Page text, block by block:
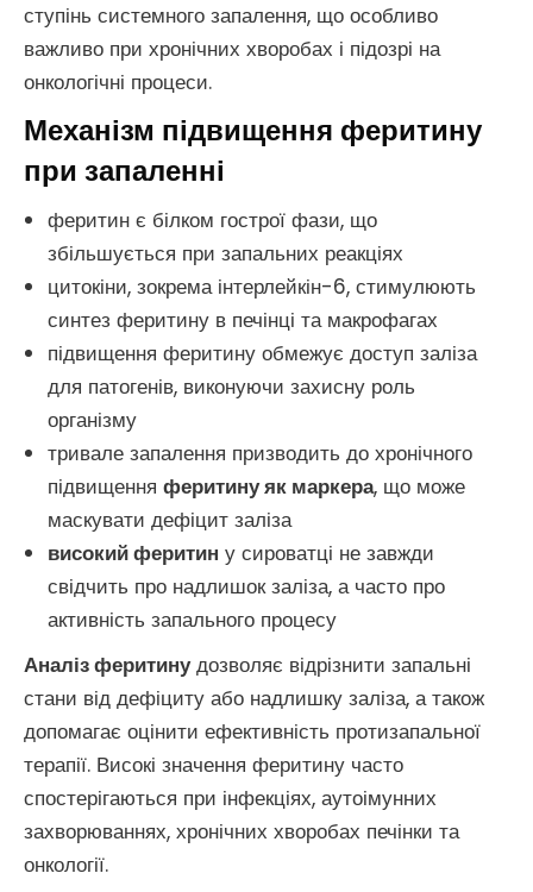
ступінь системного запалення, що особливо
важливо при хронічних хворобах і підозрі на
онкологічні процеси.
Механізм підвищення феритину
при запаленні
феритин є білком гострої фази, що
збільшується при запальних реакціях
цитокіни, зокрема інтерлейкін-6, стимулюють
синтез феритину в печінці та макрофагах
підвищення феритину обмежує доступ заліза
для патогенів, виконуючи захисну роль
організму
тривале запалення призводить до хронічного
підвищення феритину як маркера, що може
маскувати дефіцит заліза
високий феритин у сироватці не завжди
свідчить про надлишок заліза, а часто про
активність запального процесу
Аналіз феритинудозволяє відрізнити запальні
стани від дефіциту або надлишку заліза, а також
допомагає оцінити ефективність протизапальної
терапії. Високі значення феритину часто
спостерігаються при інфекціях, аутоімунних
захворюваннях, хронічних хворобах печінки та
онкології.